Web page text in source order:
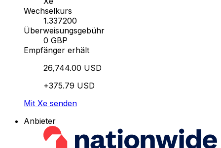
Wechselkurs
1.337200
Überweisungsgebühr
0 GBP
Empfänger erhält
26,744.00 USD
+375.79 USD
Mit Xe senden
Anbieter